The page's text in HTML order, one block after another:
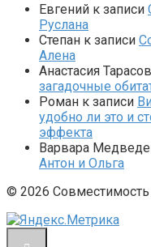
Евгений к записи
Руслана
Степан к записи
Алена
Анастасия
загадочные
Роман к записи
удобно ли это и
эффекта
Варвара
Антон и Ольга
© 2026